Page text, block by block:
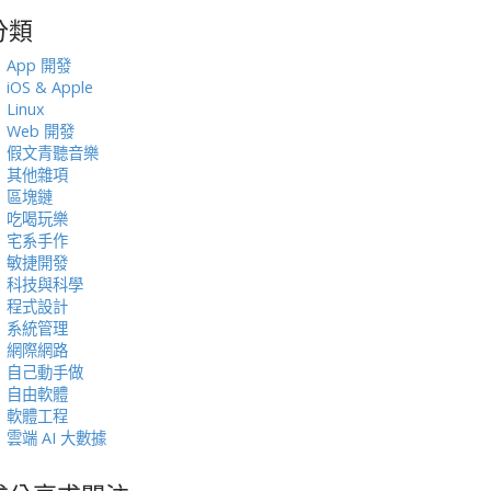
類
App 開發
iOS & Apple
Linux
Web 開發
假文青聽音樂
其他雜項
區塊鏈
吃喝玩樂
宅系手作
敏捷開發
科技與科學
程式設計
系統管理
網際網路
自己動手做
自由軟體
軟體工程
雲端 AI 大數據